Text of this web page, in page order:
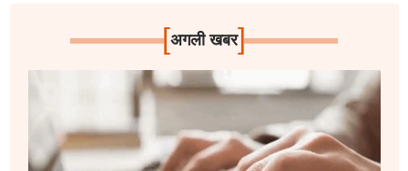
[अगली खबर]